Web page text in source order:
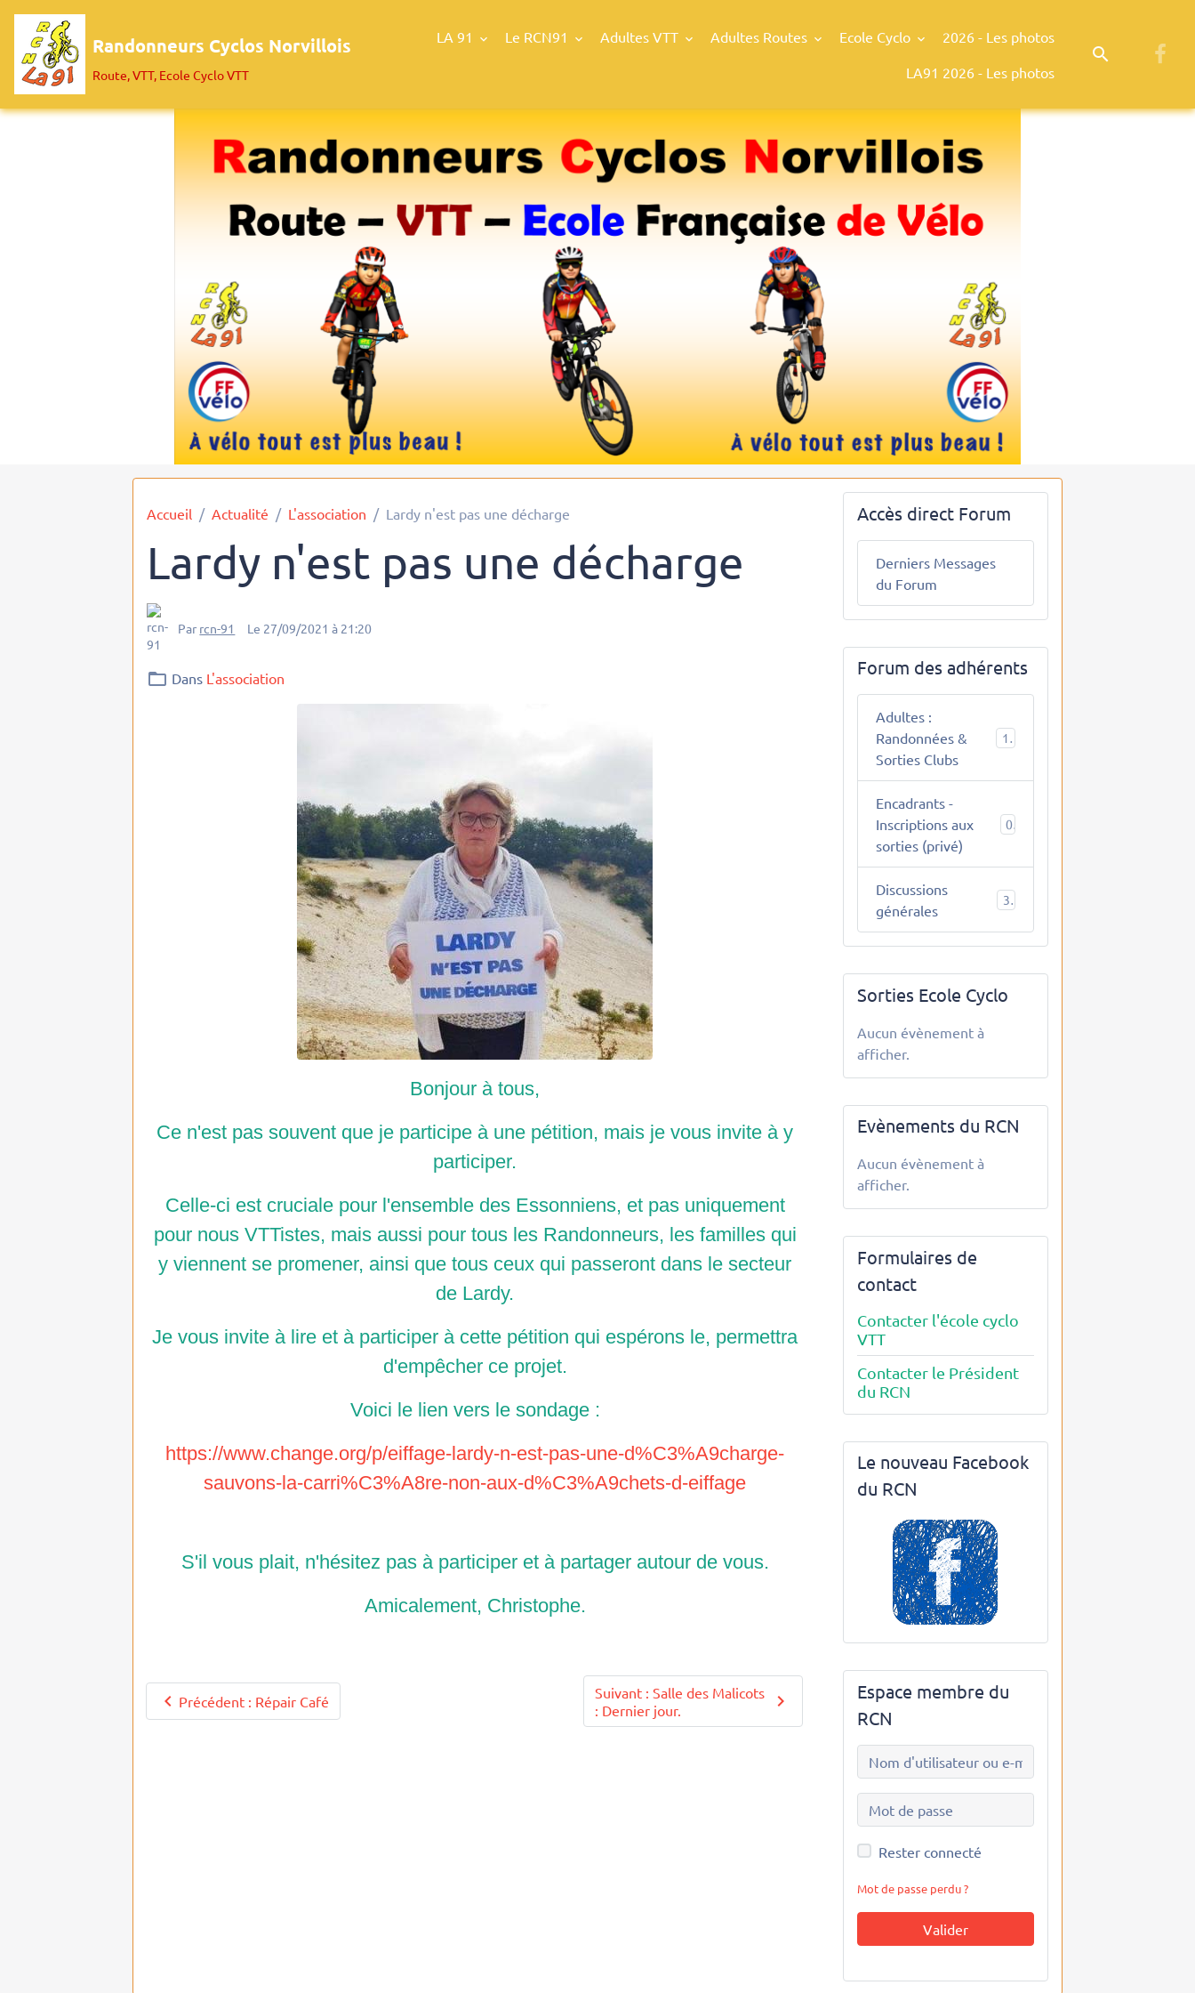
Randonneurs Cyclos Norvillois
Route, VTT, Ecole Cyclo VTT
LA 91 Le RCN91 Adultes VTT Adultes Routes Ecole Cyclo
2026 - Les photos
LA91 2026 - Les photos
Accueil Actualité L'association Lardy n'est pas une décharge
Lardy n'est pas une décharge
Par rcn-91 Le 27/09/2021 à 21:20
Dans L'association
Bonjour à tous,
Ce n'est pas souvent que je participe à une pétition, mais je vous invite à y
participer.
Celle-ci est cruciale pour l'ensemble des Essonniens, et pas uniquement
pour nous VTTistes, mais aussi pour tous les Randonneurs, les familles qui
y viennent se promener, ainsi que tous ceux qui passeront dans le secteur
de Lardy.
Je vous invite à lire et à participer à cette pétition qui espérons le, permettra
d'empêcher ce projet.
Voici le lien vers le sondage :
https://www.change.org/p/eiffage-lardy-n-est-pas-une-d%C3%A9charge-
sauvons-la-carri%C3%A8re-non-aux-d%C3%A9chets-d-eiffage
S'il vous plait, n'hésitez pas à participer et à partager autour de vous.
Amicalement, Christophe.
Précédent : Répair Café
Suivant : Salle des Malicots
: Dernier jour.
Accès direct Forum
Derniers Messages
du Forum
Forum des adhérents
Adultes :
Randonnées &
Sorties Clubs
10
Encadrants -
Inscriptions aux
sorties (privé)
0
Discussions
générales
3
Sorties Ecole Cyclo
Aucun évènement à
afficher.
Evènements du RCN
Aucun évènement à
afficher.
Formulaires de
contact
Contacter l'école cyclo
VTT
Contacter le Président
du RCN
Le nouveau Facebook
du RCN
Espace membre du
RCN
Rester connecté
Mot de passe perdu ?
Valider